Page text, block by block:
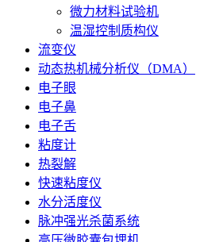
微力材料试验机
温湿控制质构仪
流变仪
动态热机械分析仪（DMA）
电子眼
电子鼻
电子舌
粘度计
热裂解
快速粘度仪
水分活度仪
脉冲强光杀菌系统